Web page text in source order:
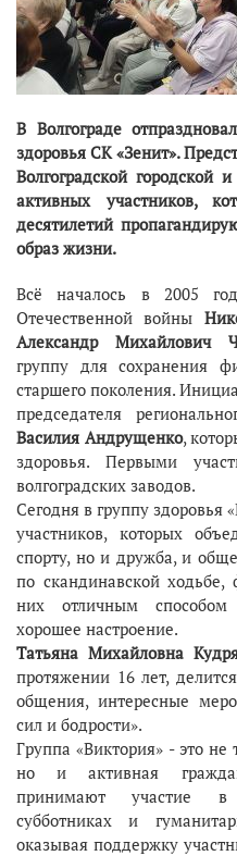
В Волгограде
здоровья СК «Зенит».
Волгоградской городской
активных участников,
десятилетий
образ жизни.
Всё началось в 2005
Отечественной войны
Александр Михайлович
группу для сохранения
старшего поколения.
председателя
Василия Андрущенко,
здоровья. Первыми
волгоградских заводов.
Сегодня в группу здоровья
участников, которых
спорту, но и дружба, и
по скандинавской
них отличным
хорошее настроение.
Татьяна Михайловна
протяжении 16 лет,
общения, интересные
сил и бодрости».
Группа «Виктория» - это
но и активная
принимают участие в
субботниках и
оказывая поддержку